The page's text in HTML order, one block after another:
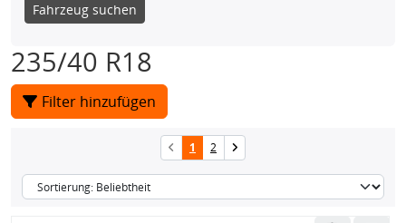
Fahrzeug suchen
235/40 R18
Filter hinzufügen
1 2